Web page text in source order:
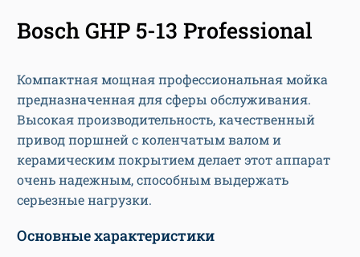
Bosch GHP 5-13 Professional
Компактная мощная профессиональная мойка
предназначенная для сферы обслуживания.
Высокая производительность, качественный
привод поршней с коленчатым валом и
керамическим покрытием делает этот аппарат
очень надежным, способным выдержать
серьезные нагрузки.
Основные характеристики